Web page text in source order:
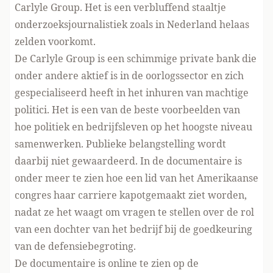
Carlyle Group. Het is een verbluffend staaltje
onderzoeksjournalistiek zoals in Nederland helaas
zelden voorkomt.
De Carlyle Group is een schimmige private bank die
onder andere aktief is in de oorlogssector en zich
gespecialiseerd heeft in het inhuren van machtige
politici. Het is een van de beste voorbeelden van
hoe politiek en bedrijfsleven op het hoogste niveau
samenwerken. Publieke belangstelling wordt
daarbij niet gewaardeerd. In de documentaire is
onder meer te zien hoe een lid van het Amerikaanse
congres haar carriere kapotgemaakt ziet worden,
nadat ze het waagt om vragen te stellen over de rol
van een dochter van het bedrijf bij de goedkeuring
van de defensiebegroting.
De documentaire is online te zien op de